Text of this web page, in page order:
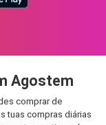
Agostem
comprar de
tuas compras diárias